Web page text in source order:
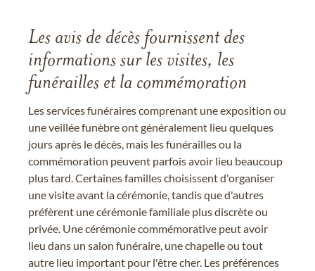
Les avis de décès fournissent des
informations sur les visites, les
funérailles et la commémoration
Les services funéraires comprenant une exposition ou
une veillée funèbre ont généralement lieu quelques
jours après le décès, mais les funérailles ou la
commémoration peuvent parfois avoir lieu beaucoup
plus tard. Certaines familles choisissent d'organiser
une visite avant la cérémonie, tandis que d'autres
préfèrent une cérémonie familiale plus discrète ou
privée. Une cérémonie commémorative peut avoir
lieu dans un salon funéraire, une chapelle ou tout
autre lieu important pour l'être cher. Les préférences